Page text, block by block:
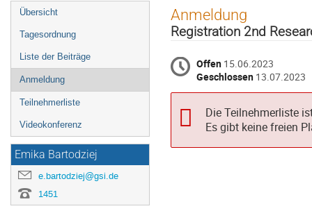
Veranstaltungsmenü
Übersicht
Tagesordnung
Liste der Beiträge
Anmeldung
Teilnehmerliste
Videokonferenz
Emika Bartodziej
e.bartodziej@gsi.de
1451
Anmeldung
Registration 2nd
Offen 15.06.2023
Geschlossen 13.07.2023
Die Teilnehmerliste
Es gibt keine freien